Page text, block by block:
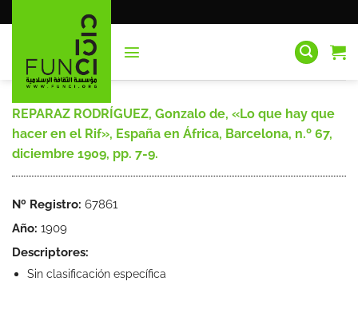
al
REPARAZ RODRÍGUEZ, Gonzalo de, «Lo que hay que
hacer en el Rif», España en África, Barcelona, n.º 67,
diciembre 1909, pp. 7-9.
Nº Registro: 67861
Año: 1909
Descriptores:
Sin clasificación específica